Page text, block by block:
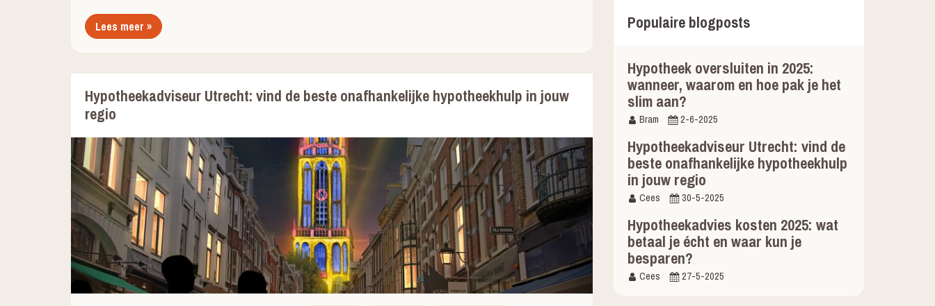
Lees meer »
Hypotheekadviseur Utrecht: vind de beste onafhankelijke hypotheekhulp in jouw
regio
Populaire blogposts
Hypotheek oversluiten in 2025:
wanneer, waarom en hoe pak je het
slim aan?
Bram 2-6-2025
Hypotheekadviseur Utrecht: vind de
beste onafhankelijke hypotheekhulp
in jouw regio
Cees 30-5-2025
Hypotheekadvies kosten 2025: wat
betaal je écht en waar kun je
besparen?
Cees 27-5-2025